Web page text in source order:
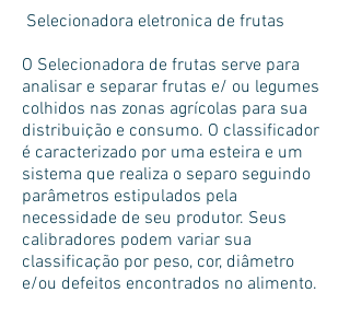
Selecionadora eletronica de frutas
O Selecionadora de frutas serve para
analisar e separar frutas e/ ou legumes
colhidos nas zonas agrícolas para sua
distribuição e consumo. O classificador
é caracterizado por uma esteira e um
sistema que realiza o separo seguindo
parâmetros estipulados pela
necessidade de seu produtor. Seus
calibradores podem variar sua
classificação por peso, cor, diâmetro
e/ou defeitos encontrados no alimento.